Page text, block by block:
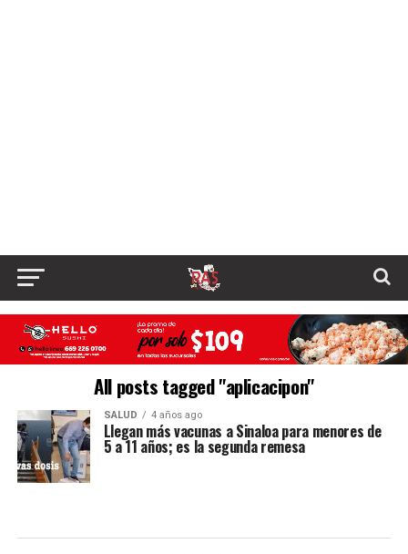
All posts tagged "aplicacipon"
SALUD 4 años ago
Llegan más vacunas a Sinaloa para menores de
5 a 11 años; es la segunda remesa